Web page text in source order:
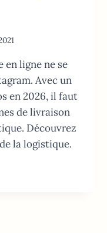
en ligne ne se
Avec un
en 2026, il faut
de livraison
Découvrez
la logistique.